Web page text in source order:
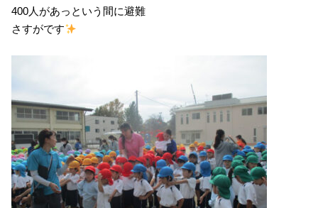
400人があっという間に避難
さすがです